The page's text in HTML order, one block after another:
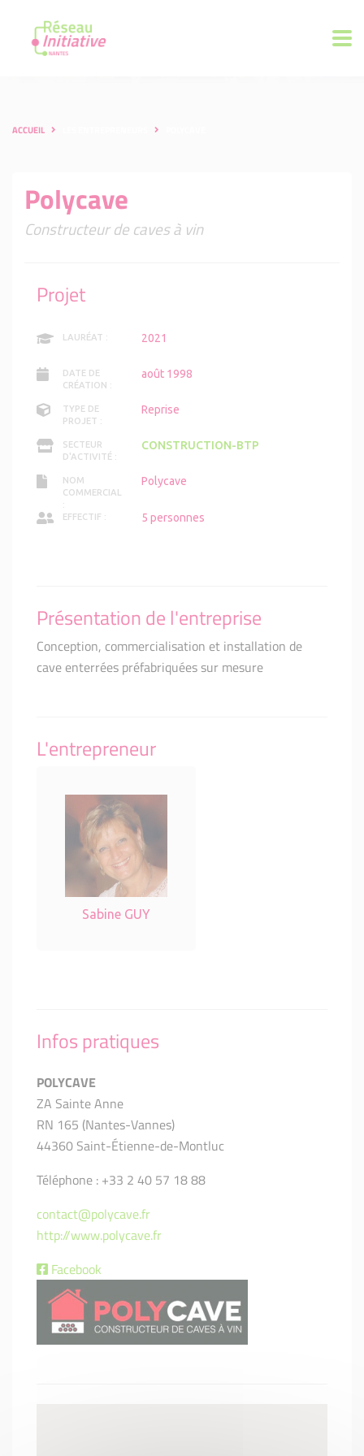
ACCUEIL
Polycave
Constructeur de caves à vin
Projet
LAURÉAT : 2021
DATE DE
CRÉATION :
août 1998
TYPE DE
PROJET :
Reprise
SECTEUR
D'ACTIVITÉ :
CONSTRUCTION-BTP
NOM
COMMERCIAL
:
Polycave
EFFECTIF : 5 personnes
Présentation de l'entreprise
Conception, commercialisation et installation de
cave enterrées préfabriquées sur mesure
L'entrepreneur
Sabine GUY
Infos pratiques
POLYCAVE
ZA Sainte Anne
RN 165 (Nantes-Vannes)
44360 Saint-Étienne-de-Montluc
Téléphone : +33 2 40 57 18 88
contact@polycave.fr
http://www.polycave.fr
Facebook